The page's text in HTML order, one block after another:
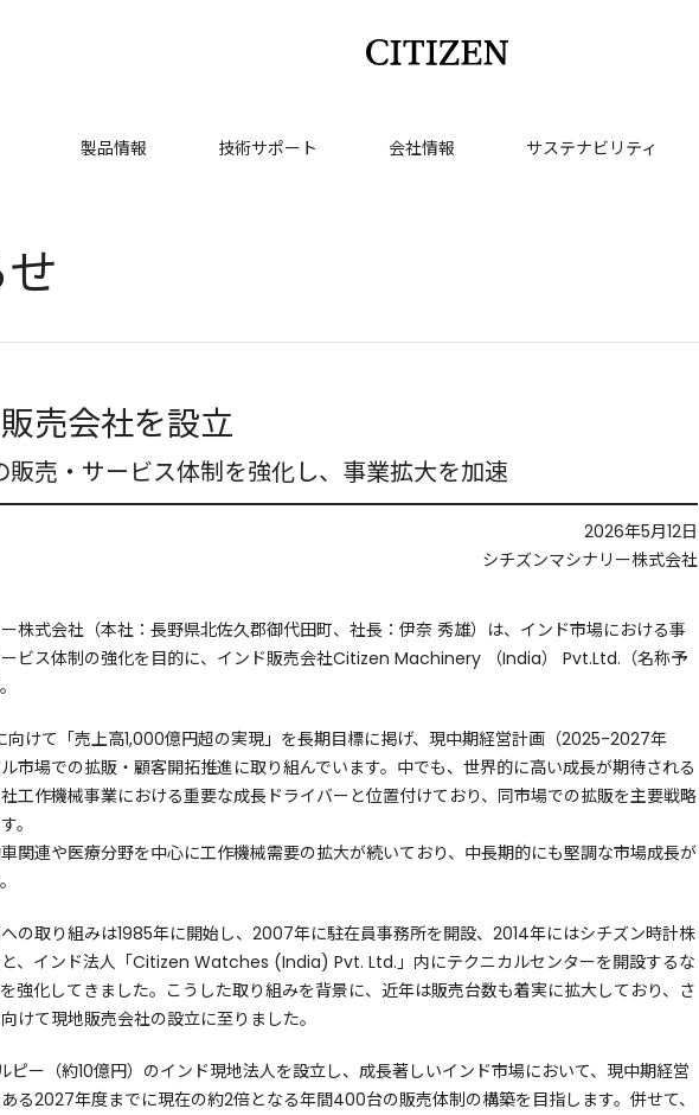
製品情報 技術サポート 会社情報 サステナビリティ
売会社を設立
販売・サービス体制を強化し、事業拡大を加速
2026年5月12日
シチズンマシナリー株式会社
株式会社（本社：長野県北佐久郡御代田町、社長：伊奈 秀雄）は、インド市場における事
ビス体制の強化を目的に、インド販売会社Citizen Machinery （India） Pvt.Ltd.（名称予
向けて「売上高1,000億円超の実現」を長期目標に掲げ、現中期経営計画（2025-2027年
市場での拡販・顧客開拓推進に取り組んでいます。中でも、世界的に高い成長が期待される
工作機械事業における重要な成長ドライバーと位置付けており、同市場での拡販を主要戦略
。
関連や医療分野を中心に工作機械需要の拡大が続いており、中長期的にも堅調な市場成長が
の取り組みは1985年に開始し、2007年に駐在員事務所を開設、2014年にはシチズン時計株
、インド法人「Citizen Watches (India) Pvt. Ltd.」内にテクニカルセンターを開設するな
強化してきました。こうした取り組みを背景に、近年は販売台数も着実に拡大しており、さ
けて現地販売会社の設立に至りました。
ピー（約10億円）のインド現地法人を設立し、成長著しいインド市場において、現中期経営
る2027年度までに現在の約2倍となる年間400台の販売体制の構築を目指します。併せて、